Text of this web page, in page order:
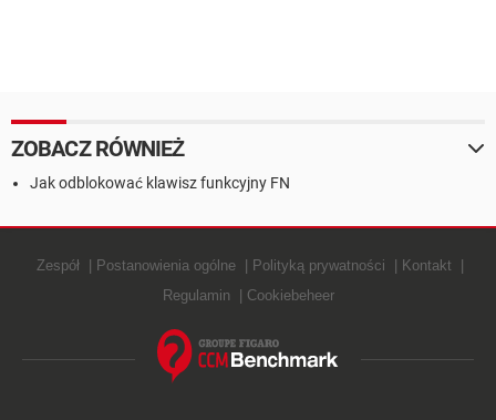
ZOBACZ RÓWNIEŻ
Jak odblokować klawisz funkcyjny FN
Zespół Postanowienia ogólne Polityką prywatności
Kontakt
Regulamin
Cookiebeheer